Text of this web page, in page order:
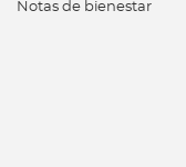
Notas de bienestar